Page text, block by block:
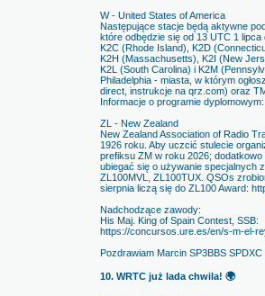
W - United States of America
Następujące stacje będą aktywne
które odbędzie się od 13 UTC 1
K2C (Rhode Island), K2D
K2H (Massachusetts), K2I (New
K2L (South Carolina) i K2M
Philadelphia - miasta, w którym
direct, instrukcje na qrz.com) oraz
Informacje o programie
ZL - New Zealand
New Zealand Association of Radio
1926 roku. Aby uczcić stulecie
prefiksu ZM w roku 2026;
ubiegać się o używanie specjalnych
ZL100MVL, ZL100TUX. QSOs
sierpnia liczą się do ZL100 Award:
Nadchodzące zawody:
His Maj. King of Spain Contest, SSB:
https://concursos.ure.es/en/s-m-el-
Pozdrawiam Marcin SP3BBS
10. WRTC już lada chwila! 🌍